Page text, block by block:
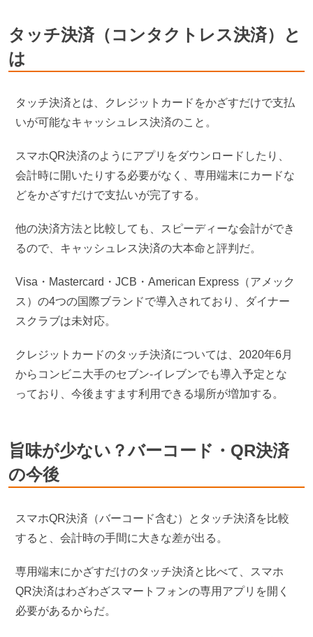
タッチ決済（コンタクトレス決済）と
は
タッチ決済とは、クレジットカードをかざすだけで支払
いが可能なキャッシュレス決済のこと。
スマホQR決済のようにアプリをダウンロードしたり、
会計時に開いたりする必要がなく、専用端末にカードな
どをかざすだけで支払いが完了する。
他の決済方法と比較しても、スピーディーな会計ができ
るので、キャッシュレス決済の大本命と評判だ。
Visa・Mastercard・JCB・American Express（アメック
ス）の4つの国際ブランドで導入されており、ダイナー
スクラブは未対応。
クレジットカードのタッチ決済については、2020年6月
からコンビニ大手のセブン-イレブンでも導入予定とな
っており、今後ますます利用できる場所が増加する。
旨味が少ない？バーコード・QR決済
の今後
スマホQR決済（バーコード含む）とタッチ決済を比較
すると、会計時の手間に大きな差が出る。
専用端末にかざすだけのタッチ決済と比べて、スマホ
QR決済はわざわざスマートフォンの専用アプリを開く
必要があるからだ。